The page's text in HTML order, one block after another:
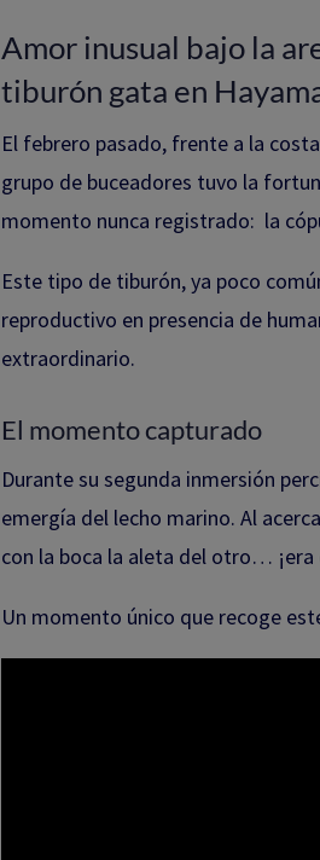
Amor inusual bajo la
tiburón gata en
El febrero pasado, frente a la
grupo de buceadores tuvo la
momento nunca registrado: la
Este tipo de tiburón, ya poco
reproductivo en presencia de
extraordinario.
El momento capturado
Durante su segunda inmersión
emergía del lecho marino. Al
con la boca la aleta del otro…
Un momento único que recoge